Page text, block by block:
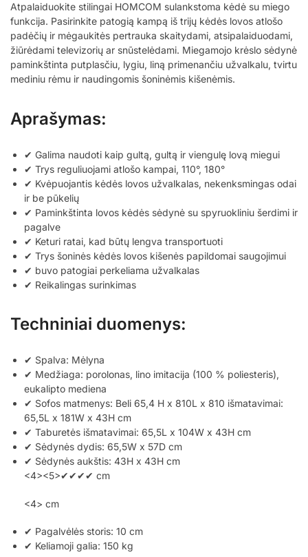
Atpalaiduokite stilingai HOMCOM sulankstoma kėdė su miego
funkcija. Pasirinkite patogią kampą iš trijų kėdės lovos atlošo
padėčių ir mėgaukitės pertrauka skaitydami, atsipalaiduodami,
žiūrėdami televizorių ar snūstelėdami. Miegamojo krėslo sėdynė
paminkštinta putplasčiu, lygiu, liną primenančiu užvalkalu, tvirtu
mediniu rėmu ir naudingomis šoninėmis kišenėmis.
Aprašymas:
✔ Galima naudoti kaip gultą, gultą ir viengulę lovą miegui
✔ Trys reguliuojami atlošo kampai, 110°, 180°
✔ Kvėpuojantis kėdės lovos užvalkalas, nekenksmingas odai
ir be pūkelių
✔ Paminkštinta lovos kėdės sėdynė su spyruokliniu šerdimi ir
pagalve
✔ Keturi ratai, kad būtų lengva transportuoti
✔ Trys šoninės kėdės lovos kišenės papildomai saugojimui
✔ buvo patogiai perkeliama užvalkalas
✔ Reikalingas surinkimas
Techniniai duomenys:
✔ Spalva: Mėlyna
✔ Medžiaga: porolonas, lino imitacija (100 % poliesteris),
eukalipto mediena
✔ Sofos matmenys: Beli 65,4 H x 810L x 810 išmatavimai:
65,5L x 181W x 43H cm
✔ Taburetės išmatavimai: 65,5L x 104W x 43H cm
✔ Sėdynės dydis: 65,5W x 57D cm
✔ Sėdynės aukštis: 43H x 43H cm
<4><5>✔✔✔✔‎‎‎ cm
<4> cm
✔ Pagalvėlės storis: 10 cm
✔ Keliamoji galia: 150 kg